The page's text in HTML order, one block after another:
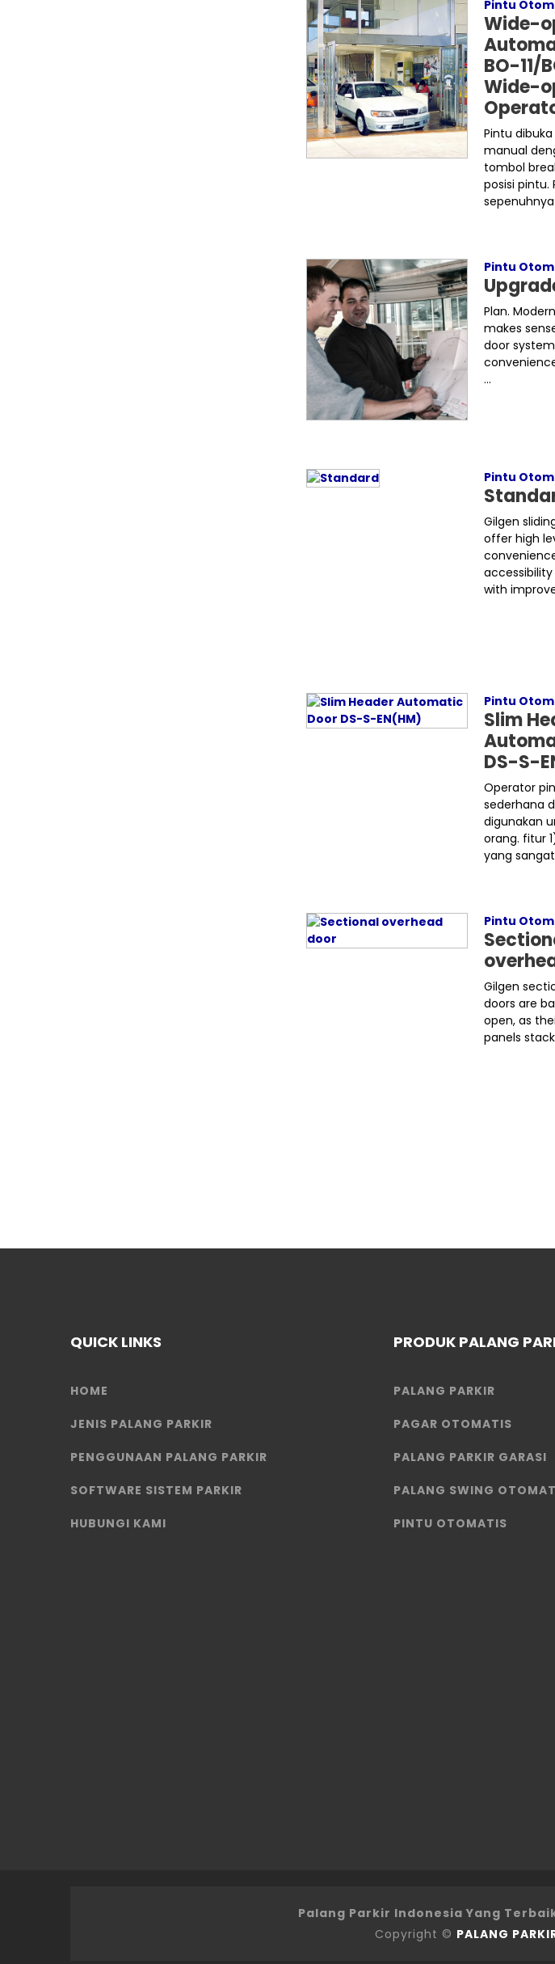
Pintu
Wide-
BO-11/
Wide-
Pintu
manual
tombol
posisi pintu.
sepenuhnya
Pintu
Plan.
makes
door
...
Pintu
Gilgen
offer high
with
Pintu
Slim
DS-S-
Operator
sederhana
digunakan
orang. fitur
yang sangat
Pintu
Gilgen
doors are
open, as
panels
QUICK LINKS
HOME
JENIS PALANG PARKIR
PENGGUNAAN PALANG PARKIR
SOFTWARE SISTEM PARKIR
HUBUNGI KAMI
PRODUK PALANG
PALANG PARKIR
PAGAR OTOMATIS
PALANG PARKIR GARASI
PALANG SWING
PINTU OTOMATIS
Palang Parkir Indonesia Yang
Copyright © PALANG